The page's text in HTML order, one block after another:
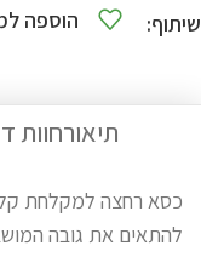
שיתוף: הוספה
תיאורחוות
להתאים את גובה המושב מ 47.5 ס"מ עד